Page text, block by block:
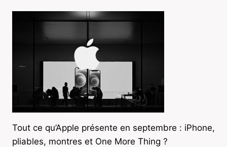
Tout ce qu’Apple présente en septembre : iPhone,
pliables, montres et One More Thing ?